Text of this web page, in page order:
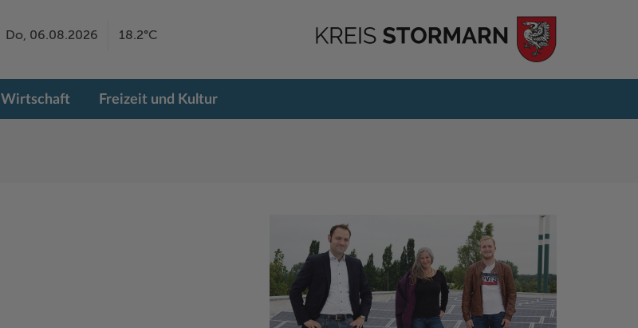
Do, 06.08.2026 18.2°C
Wirtschaft Freizeit und Kultur